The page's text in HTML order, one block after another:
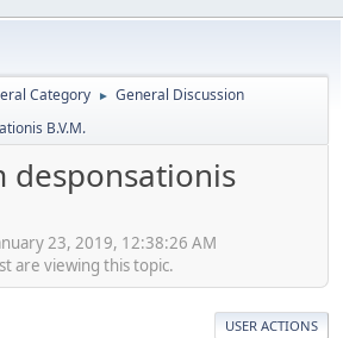
Category ► General Discussion
B.V.M.
desponsationis
23, 2019, 12:38:26 AM
are viewing this topic.
USER ACTIONS